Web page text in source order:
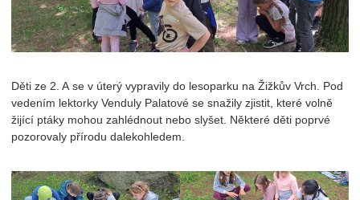
Děti ze 2. A se v úterý vypravily do lesoparku na Žižkův Vrch. Pod
vedením lektorky Venduly Palatové se snažily zjistit, které volně
žijící ptáky mohou zahlédnout nebo slyšet. Některé děti poprvé
pozorovaly přírodu dalekohledem.